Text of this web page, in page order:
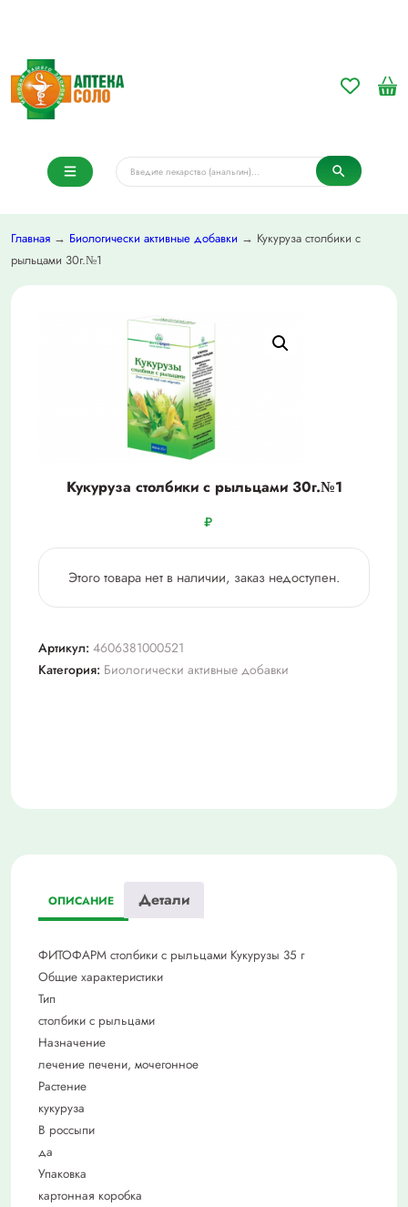
Главная → Биологически активные добавки → Кукуруза столбики с
рыльцами 30г.№1
Кукуруза столбики с рыльцами 30г.№1
₽
Этого товара нет в наличии, заказ недоступен.
Артикул: 4606381000521
Категория: Биологически активные добавки
ОПИСАНИЕ Детали
ФИТОФАРМ столбики с рыльцами Кукурузы 35 г
Общие характеристики
Тип
столбики с рыльцами
Назначение
лечение печени, мочегонное
Растение
кукуруза
В россыпи
да
Упаковка
картонная коробка